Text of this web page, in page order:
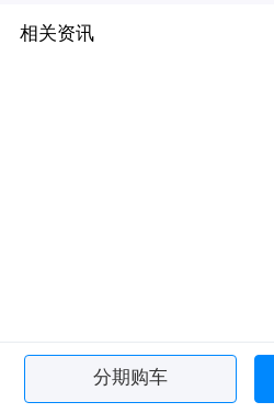
相关资讯
分期购车